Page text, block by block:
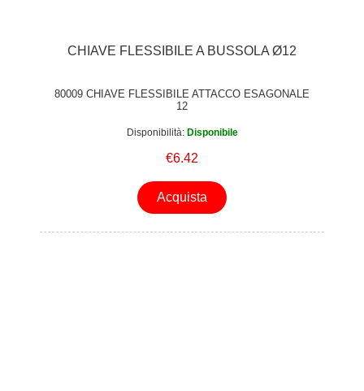
CHIAVE FLESSIBILE A BUSSOLA Ø12
80009 CHIAVE FLESSIBILE ATTACCO ESAGONALE
12
Disponibilità: Disponibile
€6.42
Acquista